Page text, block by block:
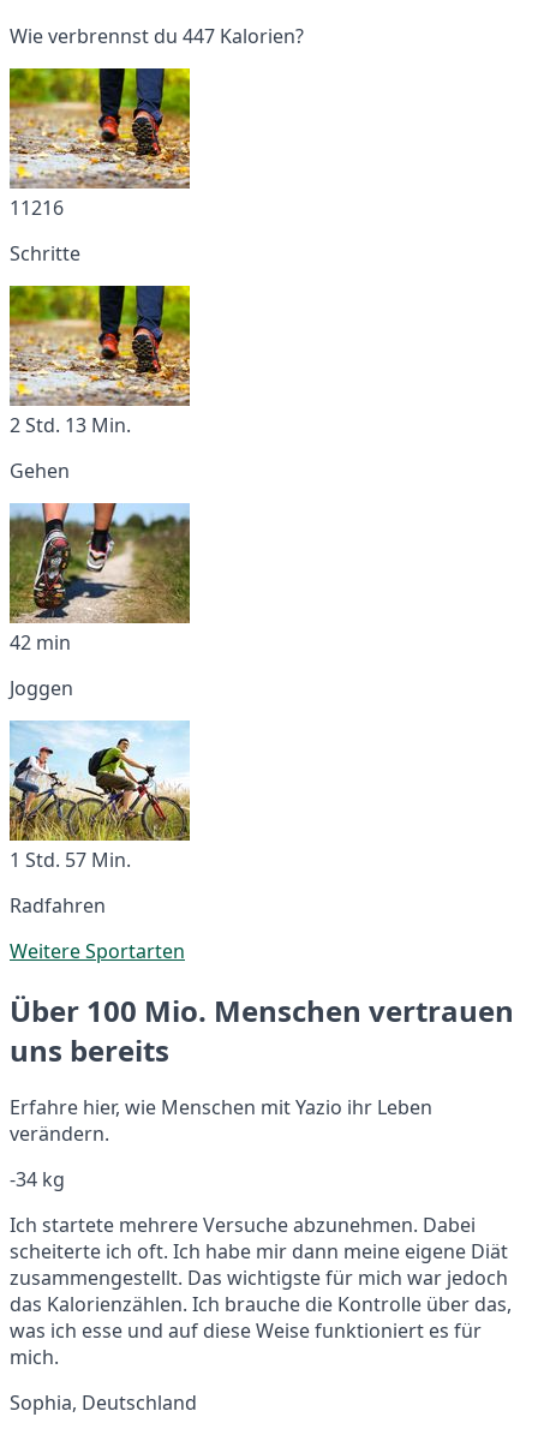
Wie verbrennst du 447 Kalorien?
11216
Schritte
2 Std. 13 Min.
Gehen
42 min
Joggen
1 Std. 57 Min.
Radfahren
Weitere Sportarten
Über 100 Mio. Menschen vertrauen
uns bereits
Erfahre hier, wie Menschen mit Yazio ihr Leben
verändern.
-34 kg
Ich startete mehrere Versuche abzunehmen. Dabei
scheiterte ich oft. Ich habe mir dann meine eigene Diät
zusammengestellt. Das wichtigste für mich war jedoch
das Kalorienzählen. Ich brauche die Kontrolle über das,
was ich esse und auf diese Weise funktioniert es für
mich.
Sophia, Deutschland